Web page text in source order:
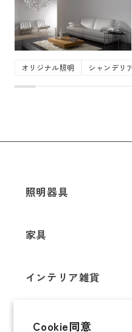
Cookie同意
オリジナル照明 シャンデリア
照明器具
シーリングライト
テーブルライト
ブラケットライト
家具
チェア
ソファ / ベンチ
インテリア雑貨
オブジェ
即納商品